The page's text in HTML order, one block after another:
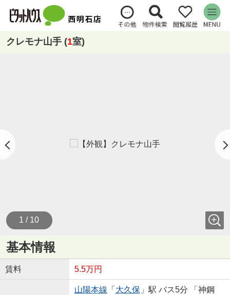
クレモナ山手 (1室)
1 / 10
基本情報
賃料 5.5万円
山陽本線 「 大久保 」駅 バス5分 「神鋼